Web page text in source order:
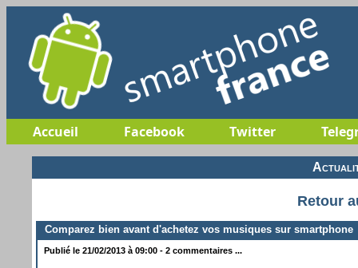
Accueil Facebook Twitter
Retour
Comparez bien avant d'achetez vos musiques sur smartphone
Publié le 21/02/2013 à 09:00 - 2 commentaires ...